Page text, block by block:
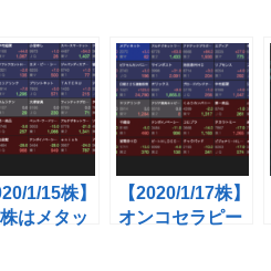
1/15株】
はメタッ
【2020/1/17株】
オンコセラピー